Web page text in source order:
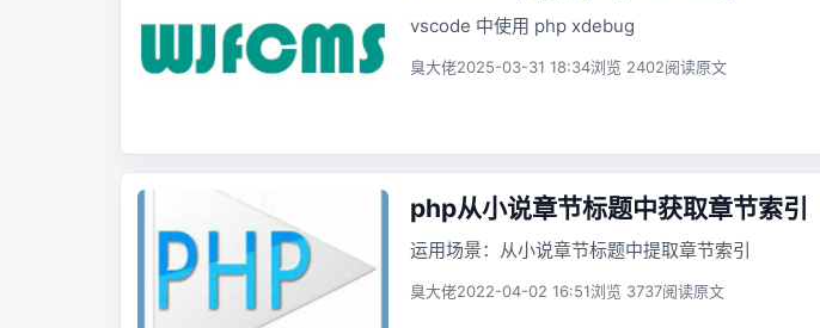
vscode 中使用 php xdebug
臭大佬2025-03-31 18:34浏览 2402阅读原文
php从小说章节标题中获取章节索引
运用场景：从小说章节标题中提取章节索引
臭大佬2022-04-02 16:51浏览 3737阅读原文